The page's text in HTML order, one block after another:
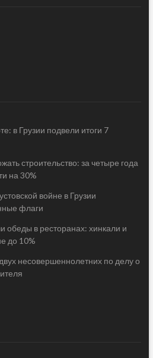
в Грузии подвели итоги 7
строительство: за четыре года
на 30%
войне в Грузии
флаги
обеды в ресторанах: хинкали и
до 10%
несовершеннолетних по делу о